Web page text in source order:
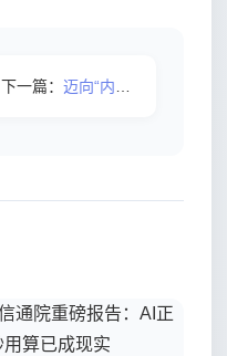
下一篇： 迈向“内生智能”网络！中国信通院重磅报告：AI正重塑通信网，